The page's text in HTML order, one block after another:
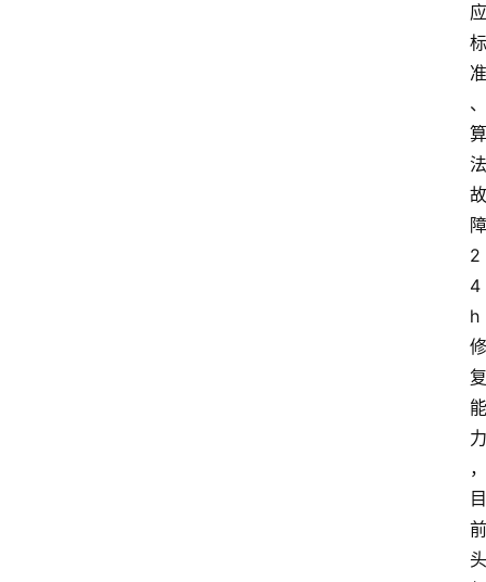
应
标
准
、
算
法
故
障
2
4
h
修
复
能
力
，
目
前
头